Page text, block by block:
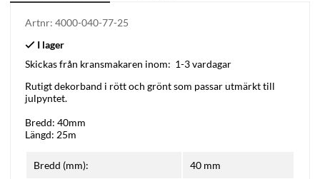
Artnr: 4000-040-77-25
Skickas från kransmakaren inom: 1-3 vardagar
Rutigt dekorband i rött och grönt som passar utmärkt till
julpyntet.
Bredd: 40mm
Längd: 25m
Bredd (mm): 40 mm